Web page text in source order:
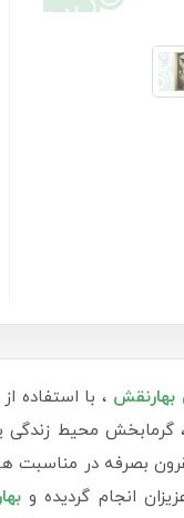
بهارنقش ، با استفاده
محیط زندگی
بصرفه در مناسبت های
انجام گردیده و